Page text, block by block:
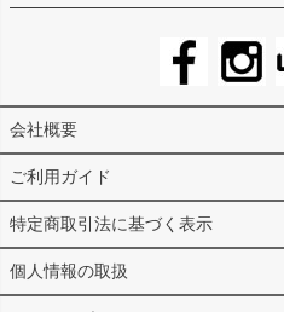
会社概要
ご利用ガイド
特定商取引法に基づく表示
個人情報の取扱